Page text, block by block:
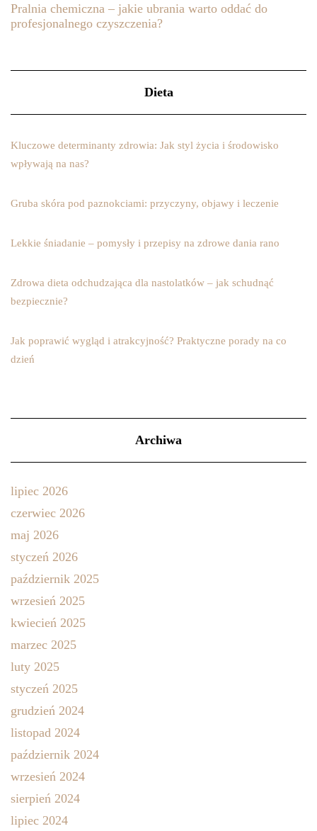
Pralnia chemiczna – jakie ubrania warto oddać do
profesjonalnego czyszczenia?
Dieta
Kluczowe determinanty zdrowia: Jak styl życia i środowisko
wpływają na nas?
Gruba skóra pod paznokciami: przyczyny, objawy i leczenie
Lekkie śniadanie – pomysły i przepisy na zdrowe dania rano
Zdrowa dieta odchudzająca dla nastolatków – jak schudnąć
bezpiecznie?
Jak poprawić wygląd i atrakcyjność? Praktyczne porady na co
dzień
Archiwa
lipiec 2026
czerwiec 2026
maj 2026
styczeń 2026
październik 2025
wrzesień 2025
kwiecień 2025
marzec 2025
luty 2025
styczeń 2025
grudzień 2024
listopad 2024
październik 2024
wrzesień 2024
sierpień 2024
lipiec 2024